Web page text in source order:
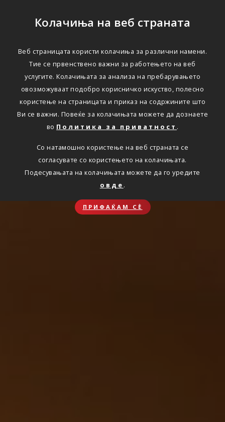
Колачиња на веб страната
Веб страницата користи колачиња за различни намени.
Тие се првенствено важни за работењето на веб
услугите. Колачињата за анализа на пребарувањето
овозможуваат подобро корисничко искуство, полесно
користење на страницата и приказ на содржините што
Ви се важни. Повеќе за колачињата можете да дознаете
во Политика за приватност .
Со натамошно користење на веб страната се
согласувате со користењето на колачињата.
Подесувањата на колачињата можете да го уредите
овде .
ПРИФАЌАМ СЀ